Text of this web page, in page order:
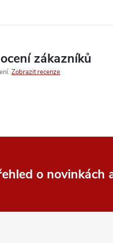
zákazníků
Zobrazit recenze
o novinkách